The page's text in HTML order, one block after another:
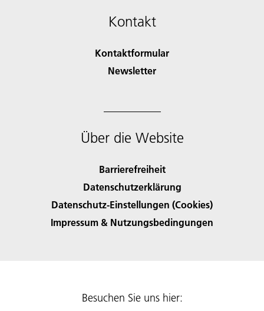
Kontakt
Kontaktformular
Newsletter
Über die Website
Barrierefreiheit
Datenschutzerklärung
Datenschutz-Einstellungen (Cookies)
Impressum & Nutzungsbedingungen
Besuchen Sie uns hier: